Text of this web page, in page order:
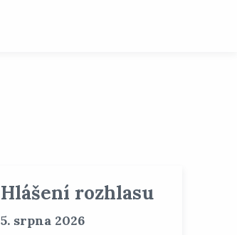
Hlášení rozhlasu
5. srpna 2026